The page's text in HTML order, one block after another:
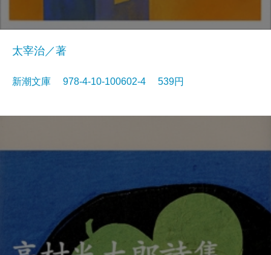
太宰治／著
新潮文庫 978-4-10-100602-4 539円